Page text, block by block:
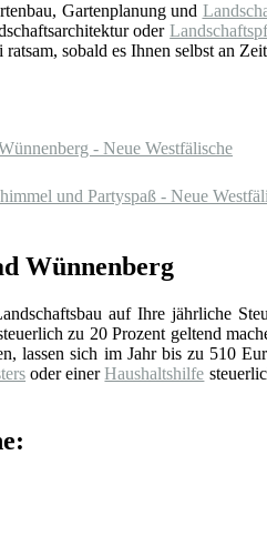
Gartenplanung und
oder
sobald es Ihnen selbst an
- Neue Westfälische
und Partyspaß - Neue
Wünnenberg
auf Ihre jährliche
zu 20 Prozent geltend
lassen sich im Jahr bis zu 510
oder einerHaushaltshilfe